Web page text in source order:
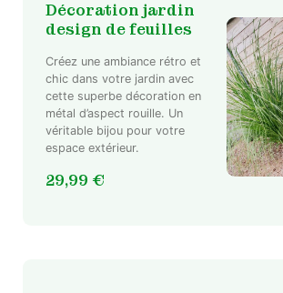
Décoration jardin
design de feuilles
Créez une ambiance rétro et
chic dans votre jardin avec
cette superbe décoration en
métal d’aspect rouille. Un
véritable bijou pour votre
espace extérieur.
29,99 €